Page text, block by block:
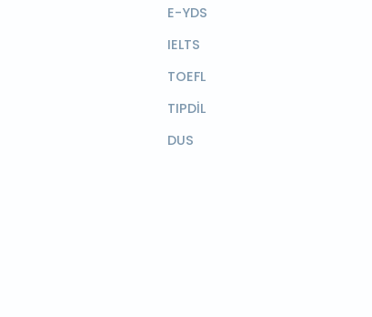
E-YDS
IELTS
TOEFL
TIPDİL
DUS